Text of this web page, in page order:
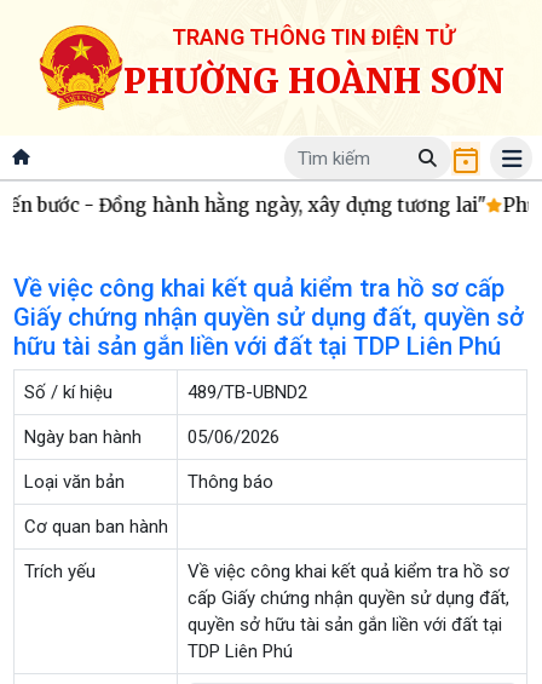
TRANG THÔNG TIN ĐIỆN TỬ
PHƯỜNG HOÀNH SƠN
bước - Đồng hành hằng ngày, xây dựng tương lai"
Về việc công khai kết quả kiểm tra hồ sơ cấp
Giấy chứng nhận quyền sử dụng đất, quyền sở
hữu tài sản gắn liền với đất tại TDP Liên Phú
Số / kí hiệu 489/TB-UBND2
Ngày ban hành 05/06/2026
Loại văn bản Thông báo
Cơ quan ban hành
Trích yếu
Về việc công khai kết quả kiểm tra hồ sơ
cấp Giấy chứng nhận quyền sử dụng đất,
quyền sở hữu tài sản gắn liền với đất tại
TDP Liên Phú